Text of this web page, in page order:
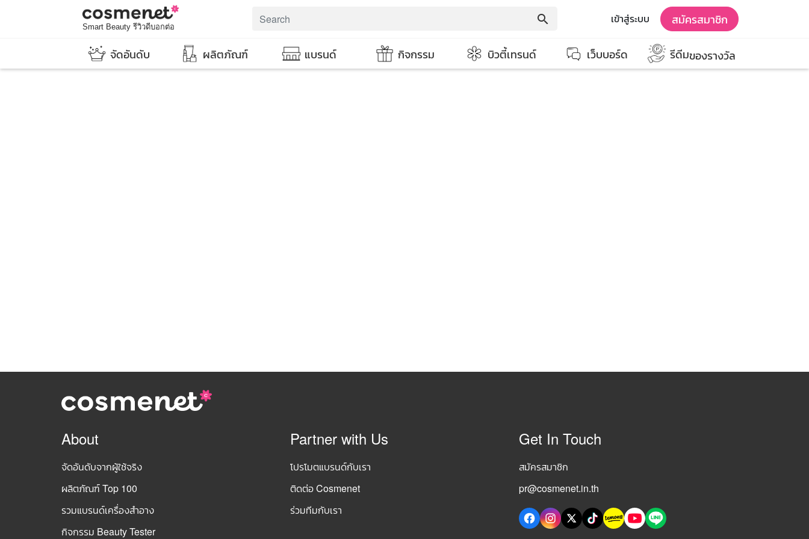
Smart Beauty รีวิวดีบอกต่อ
search เข้าสู่ระบบ สมัครสมาชิก
จัดอันดับ ผลิตภัณฑ์ แบรนด์ กิจกรรม บิวตี้เทรนด์ เว็บบอร์ด รีดีมของรางวัล
About
จัดอันดับจากผู้ใช้จริง
ผลิตภัณฑ์ Top 100
รวมแบรนด์เครื่องสำอาง
กิจกรรม Beauty Tester
Partner with Us
โปรโมตแบรนด์กับเรา
ติดต่อ Cosmenet
ร่วมทีมกับเรา
Get In Touch
สมัครสมาชิก
pr@cosmenet.in.th